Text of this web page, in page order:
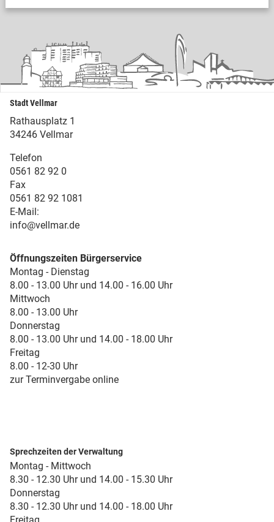
Stadt Vellmar
Rathausplatz 1
34246 Vellmar
Telefon
0561 82 92 0
Fax
0561 82 92 1081
E-Mail:
info@vellmar.de
Öffnungszeiten Bürgerservice
Montag - Dienstag
8.00 - 13.00 Uhr und 14.00 - 16.00 Uhr
Mittwoch
8.00 - 13.00 Uhr
Donnerstag
8.00 - 13.00 Uhr und 14.00 - 18.00 Uhr
Freitag
8.00 - 12-30 Uhr
zur Terminvergabe online
Sprechzeiten der Verwaltung
Montag - Mittwoch
8.30 - 12.30 Uhr und 14.00 - 15.30 Uhr
Donnerstag
8.30 - 12.30 Uhr und 14.00 - 18.00 Uhr